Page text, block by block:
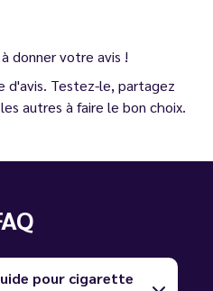
donner votre avis !
d'avis. Testez-le, partagez
autres à faire le bon choix.
pour cigarette